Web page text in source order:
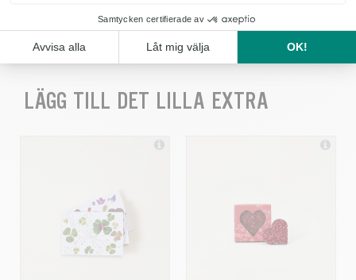
KÖP
LÄGG TILL DET LILLA EXTRA